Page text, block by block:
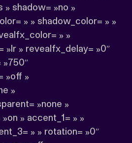
» shadow= »no »
» » shadow_color= » »
» »
»lr » revealfx_delay= »0″
»off »
»
»none »
» accent_1= » »
» » rotation= »0″